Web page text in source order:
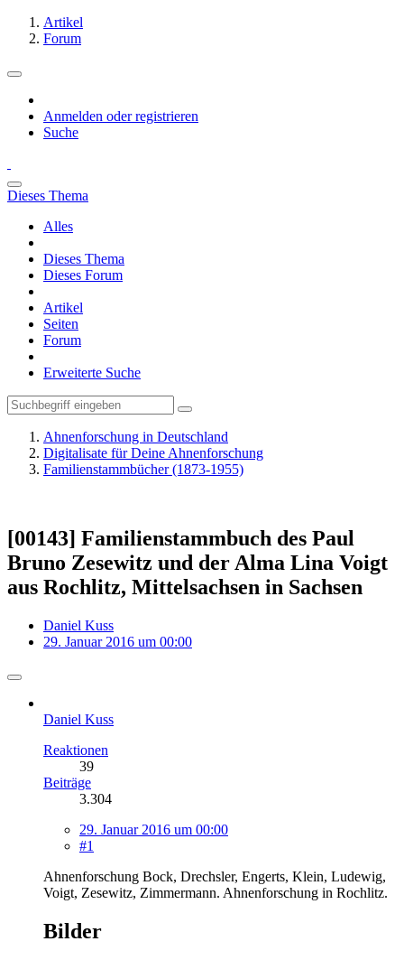
Artikel
Forum
Anmelden oder registrieren
Suche
Dieses Thema
Alles
Dieses Thema
Dieses Forum
Artikel
Seiten
Forum
Erweiterte Suche
Ahnenforschung in Deutschland
Digitalisate für Deine Ahnenforschung
Familienstammbücher (1873-1955)
[00143] Familienstammbuch des Paul
Bruno Zesewitz und der Alma Lina Voigt
aus Rochlitz, Mittelsachsen in Sachsen
Daniel Kuss
29. Januar 2016 um 00:00
Daniel Kuss
Reaktionen
39
Beiträge
3.304
29. Januar 2016 um 00:00
#1
Ahnenforschung Bock, Drechsler, Engerts, Klein, Ludewig,
Voigt, Zesewitz, Zimmermann. Ahnenforschung in Rochlitz.
Bilder